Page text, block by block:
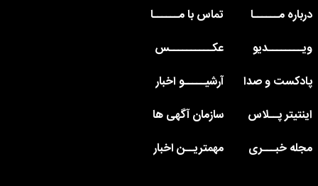
درباره مــــــا
تماس با مــــــا
ویــــــــدیو
عکــــــــــس
پادکست و صدا
آرشیـــــو اخبار
اینتیتر پــلاس
سازمان آگهی ها
مجله خبـــری
مهمتریــن اخبار